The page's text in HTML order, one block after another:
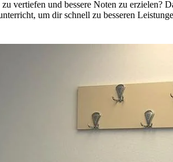
vertiefen und bessere Noten zu erzielen?
um dir schnell zu besseren